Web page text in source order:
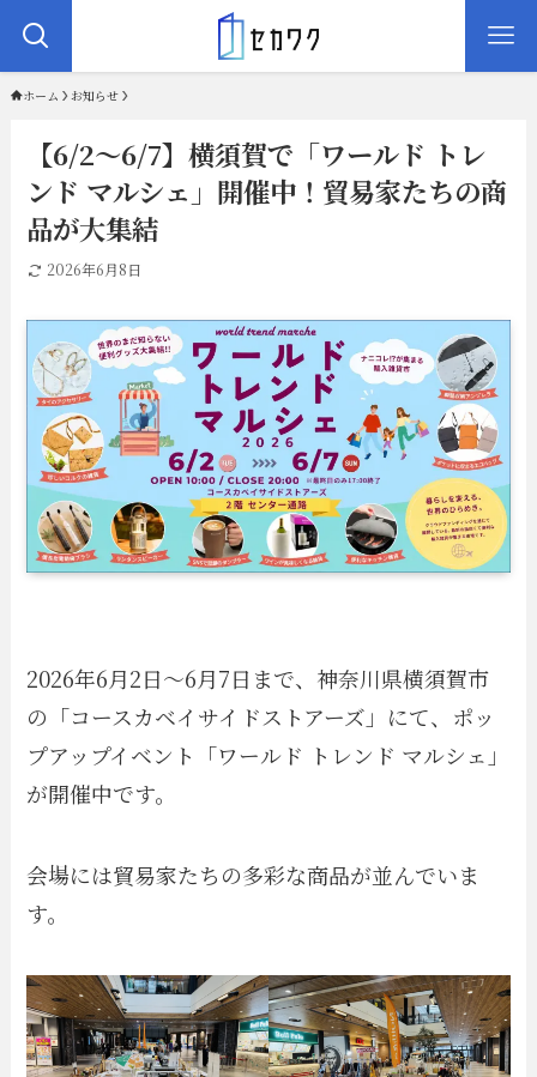
ホーム お知らせ
【6/2〜6/7】横須賀で「ワールド トレ
ンド マルシェ」開催中！貿易家たちの商
品が大集結
2026年6月8日
2026年6月2日〜6月7日まで、神奈川県横須賀市
の「コースカベイサイドストアーズ」にて、ポッ
プアップイベント「ワールド トレンド マルシェ」
が開催中です。
会場には貿易家たちの多彩な商品が並んでいま
す。